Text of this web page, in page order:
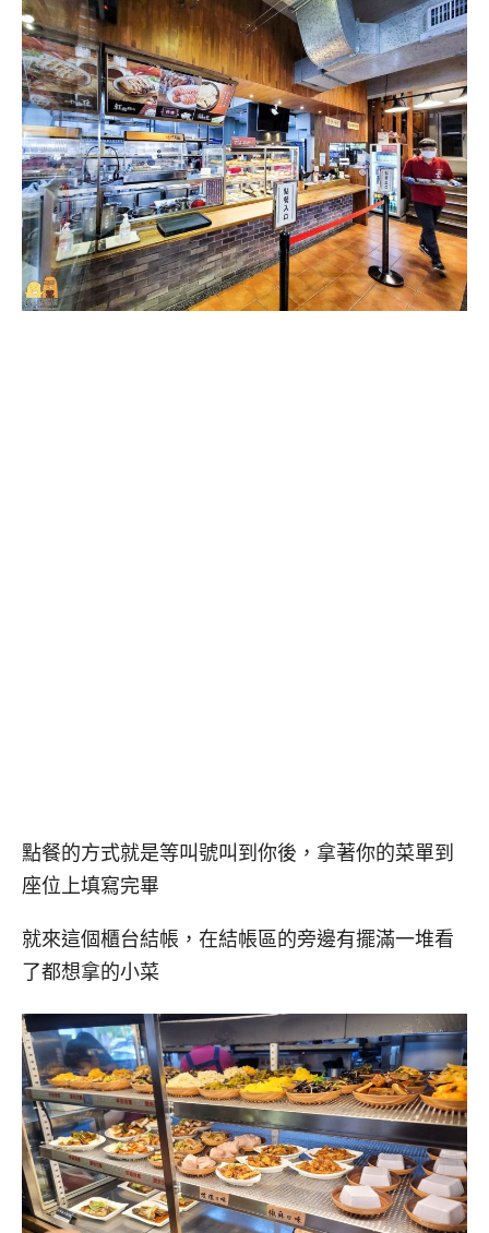
點餐的方式就是等叫號叫到你後，拿著你的菜單到
座位上填寫完畢
就來這個櫃台結帳，在結帳區的旁邊有擺滿一堆看
了都想拿的小菜